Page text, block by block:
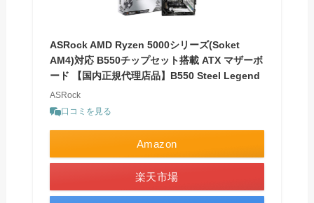
ASRock AMD Ryzen 5000シリーズ(Soket
AM4)対応 B550チップセット搭載 ATX マザーボ
ード 【国内正規代理店品】B550 Steel Legend
ASRock
口コミを見る
Amazon
楽天市場